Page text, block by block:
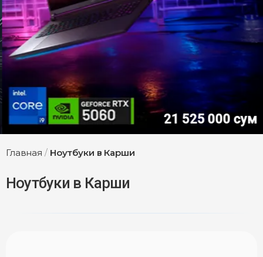
21 525 000 сум
Главная / Ноутбуки в Карши
Ноутбуки в Карши